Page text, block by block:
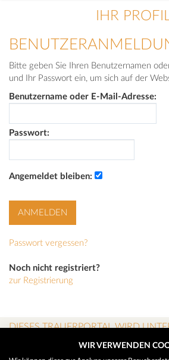
IHR
Bitte geben Sie Ihren Benutzernamen
und Ihr Passwort ein, um sich auf der
Benutzername oder E-Mail-Adresse:
Passwort:
Angemeldet bleiben:
Passwort vergessen?
Noch nicht registriert?
zur Registrierung
DIESES TRAUERPORTAL WIRD
WIR VERWENDEN